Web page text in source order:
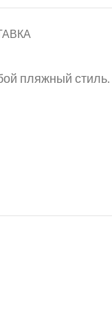
пляжный стиль.